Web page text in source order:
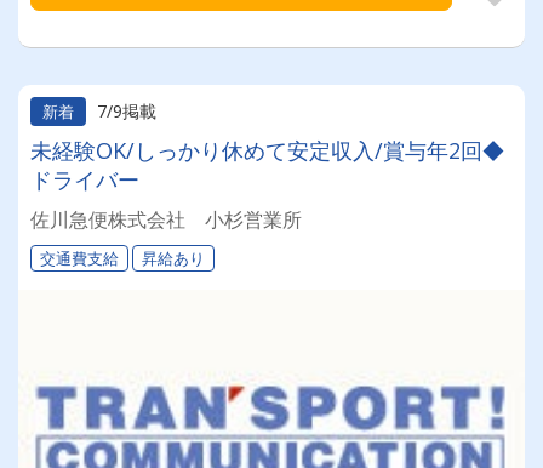
新着 7/9掲載
未経験OK/しっかり休めて安定収入/賞与年2回◆
ドライバー
佐川急便株式会社 小杉営業所
交通費支給 昇給あり